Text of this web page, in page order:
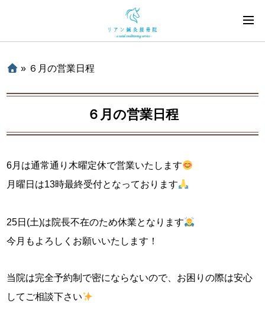
» ６月の営業日程
６月の営業日程
6月は通常通り木曜定休で営業いたします
月曜日は13時最終受付となっております
25日(土)は院長不在のため休業となります
今月もよろしくお願いいたします！
当院は完全予約制で密にならないので、お困りの際は安心
してご相談下さい